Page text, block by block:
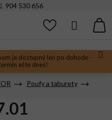
je dostupný len po dohode -
ešte dnes!
904 530 656
Hľadať
Poufy a taburety